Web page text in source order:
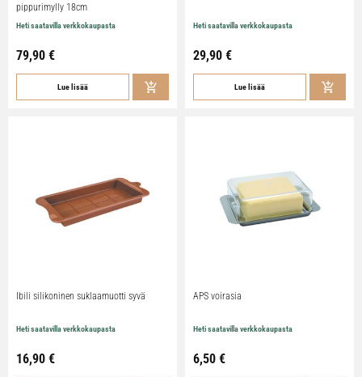
pippurimylly 18cm
Heti saatavilla verkkokaupasta
79,90 €
Lue lisää
Heti saatavilla verkkokaupasta
29,90 €
Lue lisää
Ibili silikoninen suklaamuotti syvä
Heti saatavilla verkkokaupasta
16,90 €
APS voirasia
Heti saatavilla verkkokaupasta
6,50 €